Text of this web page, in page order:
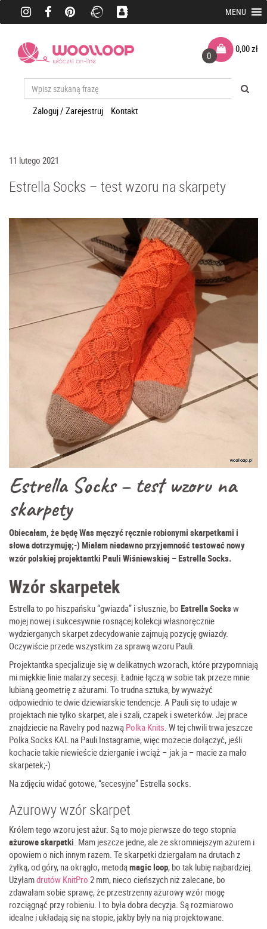
Zaloguj / Zarejestruj Kontakt
0
0,00zł
MENU
Estrella Socks – test wzoru na skarpety
11 lutego 2021
Estrella Socks – test wzoru na
skarpety
Obiecałam, że będę Was męczyć ręcznie robionymi skarpetkami i
słowa dotrzymuję;-) Miałam niedawno przyjemność testować nowy
wzór polskiej projektantki Pauli Wiśniewskiej – Estrella Socks.
Wzór skarpetek
Estrella to po hiszpańsku “gwiazda” i słusznie, bo Estrella Socksw
mojej nowej i sukcesywnie rosnącej kolekcji własnoręcznie
wydzierganych skarpet zdecydowanie zajmują pozycję gwiazdy.
Oczywiście przede wszystkim za sprawą wzoru Pauli.
Projektantka specjalizuje się w delikatnych wzorach, które przypomniają
mi miękkie linie malarzy secesji. Ładnie łączą w sobie tak przeze mnie
lubianą geometrię z ażurami. To trudna sztuka, by wyważyć
odpowiednio te dwie dziewiarskie tendencje. A Pauli się to udaje w
projektach nie tylko skarpet, ale i szali, czapek i sweterków. Jej prace
znajdziecie na Ravelry pod nazwą Polka Knits. W tej chwili trwa jeszcze
Polka Socks KAL na Pauli Instagramie, więc możecie dołączyć, jeśli
kochacie takie niewieście dzierganie i wciąż – jak ja – macie za mało
skarpetek;-)
Na zdjęciu widać gotowe, “secesyjne” Estrella socks.
Ażurowy wzór skarpet
Królem tego wzoru jest ażur. Są to moje pierwsze do tego stopnia
ażurowe skarpetki. Mam jeszcze jedne, ale ze skromniejszym ażurem i
opowiem o nich innym razem. Te skarpetki dziergałam na drutach z
żyłką, od góry, na okrągło, metodąmagic loop, bo tak lubię najbardziej.
Użyłamdrutów KnitPro 2 mm, nieco cieńszych niż zalecane, bo
zdawałam sobie sprawę, że przestrzenny ażurowy wzór mogę
rozciągnąć przy robieniu. I to była dobra decyzja. Są rozmiarowo
idealne i układają się na stopie, jakby były na nią projektowane.